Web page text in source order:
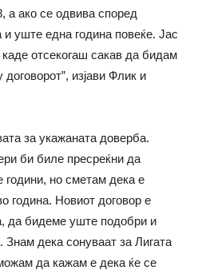
а ако се одвива според
уште една година повеќе. Јас
отсекогаш сакав да бидам
изјави Флик и
за укажаната доверба.
би биле пресреќни да
години, но сметам дека е
година. Новиот договор е
да бидеме уште подобри и
Знам дека сонуваат за Лигата
да кажам е дека ќе се